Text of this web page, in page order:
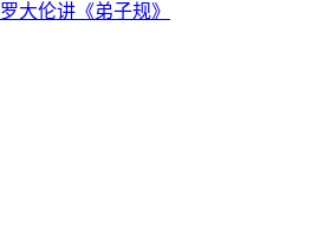
罗大伦讲《弟子规》